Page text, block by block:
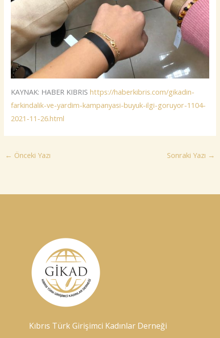
KAYNAK: HABER KIBRIShttps://haberkibris.com/gikadin-
farkindalik-ve-yardim-kampanyasi-buyuk-ilgi-goruyor-1104-
2021-11-26.html
← Önceki Yazı Sonraki Yazı →
Kıbrıs Türk Girişimci Kadınlar Derneği